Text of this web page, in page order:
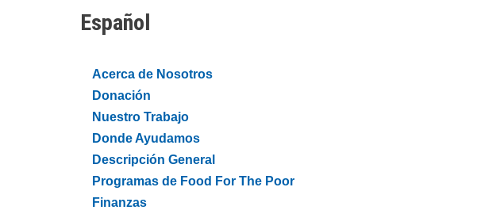
Español
Acerca de Nosotros
Donación
Nuestro Trabajo
Donde Ayudamos
Descripción General
Programas de Food For The Poor
Finanzas